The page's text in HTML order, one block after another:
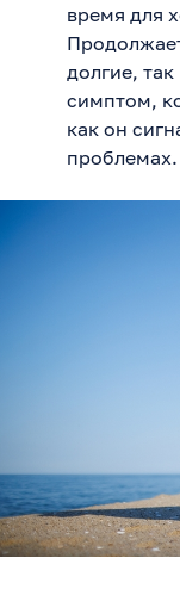
время для
долгие,
симптом,
как он
проблемах.